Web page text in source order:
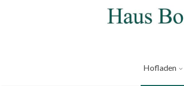
Hofladen